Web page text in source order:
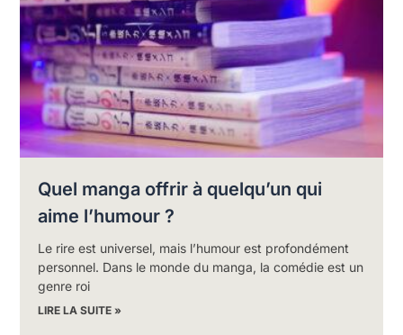
Quel manga offrir à quelqu’un qui
aime l’humour ?
Le rire est universel, mais l’humour est profondément
personnel. Dans le monde du manga, la comédie est un
genre roi
LIRE LA SUITE »